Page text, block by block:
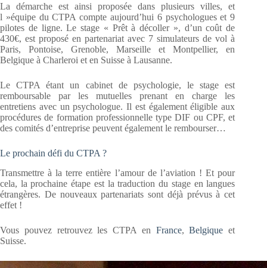
La démarche est ainsi proposée dans plusieurs villes, et
l »équipe du CTPA compte aujourd’hui 6 psychologues et 9
pilotes de ligne. Le stage « Prêt à décoller », d’un coût de
430€, est proposé en partenariat avec 7 simulateurs de vol à
Paris, Pontoise, Grenoble, Marseille et Montpellier, en
Belgique à Charleroi et en Suisse à Lausanne.
Le CTPA étant un cabinet de psychologie, le stage est
remboursable par les mutuelles prenant en charge les
entretiens avec un psychologue. Il est également éligible aux
procédures de formation professionnelle type DIF ou CPF, et
des comités d’entreprise peuvent également le rembourser…
Le prochain défi du CTPA ?
Transmettre à la terre entière l’amour de l’aviation ! Et pour
cela, la prochaine étape est la traduction du stage en langues
étrangères. De nouveaux partenariats sont déjà prévus à cet
effet !
Vous pouvez retrouvez les CTPA en France,Belgique et
Suisse.